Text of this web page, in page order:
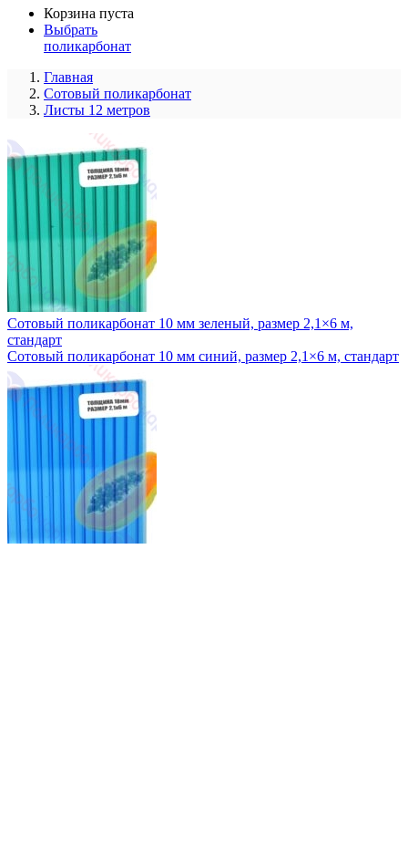
Корзина пуста
Выбрать
поликарбонат
Главная
Сотовый поликарбонат
Листы 12 метров
Сотовый поликарбонат 10 мм зеленый, размер 2,1×6 м,
стандарт
Сотовый поликарбонат 10 мм синий, размер 2,1×6 м, стандарт